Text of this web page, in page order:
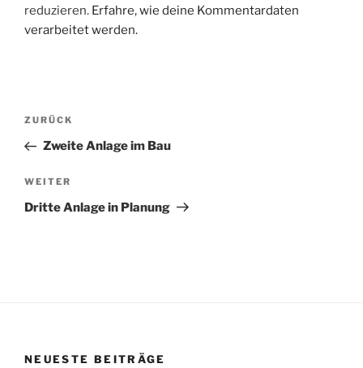
reduzieren. Erfahre, wie deine Kommentardaten
verarbeitet werden.
Beitragsnavigation
Vorheriger
Beitrag
ZURÜCK
Zweite Anlage im Bau
Nächster
Beitrag
WEITER
Dritte Anlage in Planung
NEUESTE BEITRÄGE